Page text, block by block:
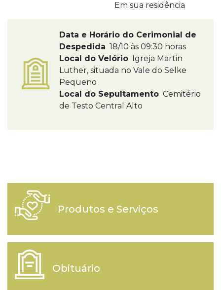
Em sua residência
Data e Horário do Cerimonial de
Despedida 18/10 às 09:30 horas
Local do Velório Igreja Martin
Luther, situada no Vale do Selke
Pequeno
Local do Sepultamento Cemitério
de Testo Central Alto
Produtos e Serviços
Obituário